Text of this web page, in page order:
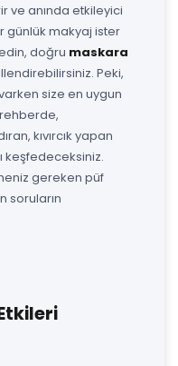
ve anında etkileyici
günlük makyaj ister
doğru maskara
Peki,
size en uygun
kıvırcık yapan
keşfedeceksiniz.
gereken püf
soruların